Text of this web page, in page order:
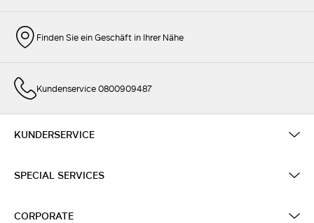
Finden Sie ein Geschäft in Ihrer Nähe
Kundenservice 0800909487
KUNDERSERVICE
SPECIAL SERVICES
CORPORATE